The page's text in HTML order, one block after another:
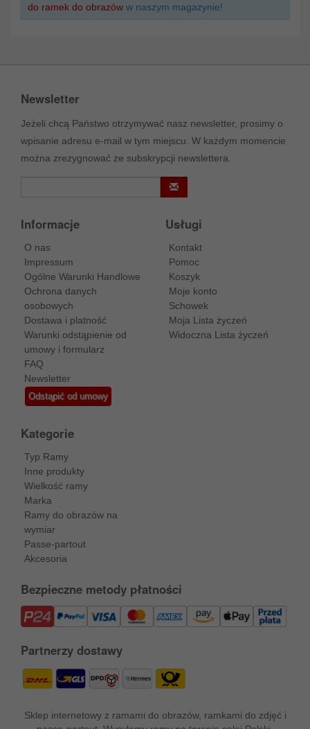
do ramek do obrazów w naszym magazynie!
Newsletter
Jeżeli chcą Państwo otrzymywać nasz newsletter, prosimy o
wpisanie adresu e-mail w tym miejscu. W każdym momencie
można zrezygnować ze subskrypcji newslettera.
Informacje
O nas
Impressum
Ogólne Warunki Handlowe
Ochrona danych
osobowych
Dostawa i platność
Warunki odstąpienie od
umowy i formularz
FAQ
Newsletter
Odstąpić od umowy
Usługi
Kontakt
Pomoc
Koszyk
Moje konto
Schowek
Moja Lista życzeń
Widoczna Lista życzeń
Kategorie
Typ Ramy
Inne produkty
Wielkość ramy
Marka
Ramy do obrazów na
wymiar
Passe-partout
Akcesoria
Bezpieczne metody płatności
Partnerzy dostawy
Sklep internetowy z ramami do obrazów, ramkami do zdjęć i